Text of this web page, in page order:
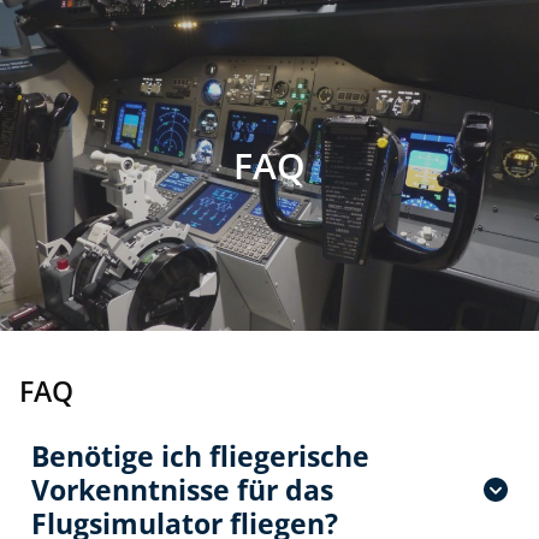
FAQ
FAQ
Benötige ich fliegerische
Vorkenntnisse für das
Flugsimulator fliegen?